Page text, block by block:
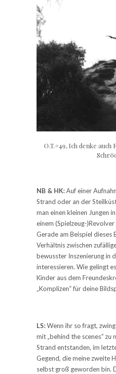
O.T.#49, Ich denke
NB & HK:Auf einer
Strand oder an der
man einen kleinen Jungen
einem (Spielzeug-
Gerade am Beispiel dieses
Verhältnis zwischen
bewusster Inszenierung in
interessieren. Wie gelingt
Kinder aus dem
„Komplizen“ für deine
LS:Wenn ihr so fragt,
mit „behind the scenes“ zu
Strand entstanden, im
Gegend, die meine zweite
selbst groß geworden bin.